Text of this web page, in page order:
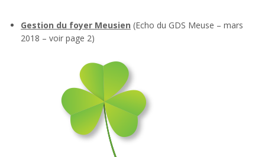
Gestion du foyer Meusien (Echo du GDS Meuse – mars
2018 – voir page 2)